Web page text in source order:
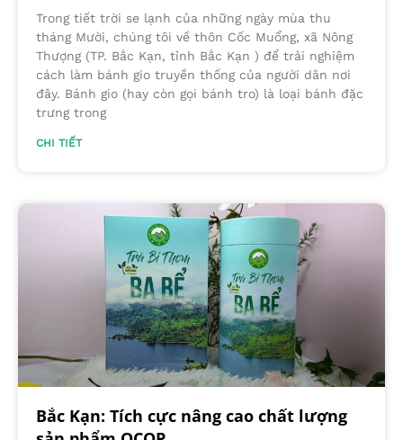
Trong tiết trời se lạnh của những ngày mùa thu
tháng Mười, chúng tôi về thôn Cốc Muổng, xã Nông
Thượng (TP. Bắc Kạn, tỉnh Bắc Kạn ) để trải nghiệm
cách làm bánh gio truyền thống của người dân nơi
đây. Bánh gio (hay còn gọi bánh tro) là loại bánh đặc
trưng trong
CHI TIẾT
Bắc Kạn: Tích cực nâng cao chất lượng